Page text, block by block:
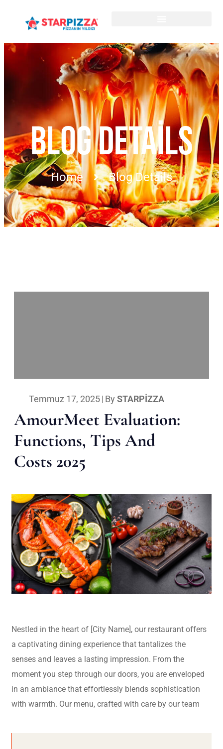
BLOG DETAILS
Home Blog Details
Temmuz 17, 2025| By STARPIZZA
AmourMeet Evaluation:
Functions, Tips And
Costs 2025
Nestled in the heart of [City Name], our restaurant offers
a captivating dining experience that tantalizes the
senses and leaves a lasting impression. From the
moment you step through our doors, you are enveloped
in an ambiance that effortlessly blends sophistication
with warmth. Our menu, crafted with care by our team